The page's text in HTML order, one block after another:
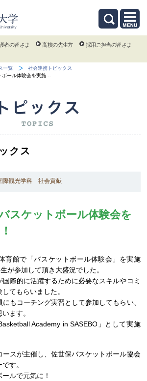
者の皆さま 高校の先生方
採用ご担当の皆さま
一覧
社会連携トピックス
ボール体験会を実施…
クス
際観光学科 社会貢献
バスケットボール体験会を
育館で「バスケットボール体験会」を実施
が参加して頂き大盛況でした。
際的に活躍するために必要なスキルやコミ
てもらいました。
もコーチング実習として参加してもらい、
ます。
Academy in SASEBO」として実施
ースが主催し、佐世保バスケットボール協会
す。
ルで元気に！